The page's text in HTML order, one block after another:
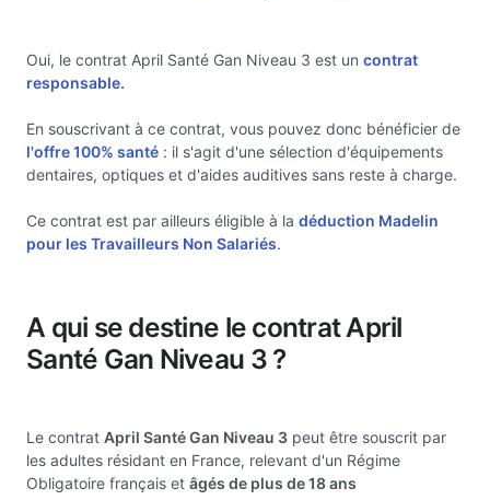
Oui, le contrat April Santé Gan Niveau 3 est un contrat
responsable.
En souscrivant à ce contrat, vous pouvez donc bénéficier de
l'offre 100% santé : il s'agit d'une sélection d'équipements
dentaires, optiques et d'aides auditives sans reste à charge.
Ce contrat est par ailleurs éligible à la déduction Madelin
pour les Travailleurs Non Salariés.
A qui se destine le contrat April
Santé Gan Niveau 3 ?
Le contrat April Santé Gan Niveau 3 peut être souscrit par
les adultes résidant en France, relevant d'un Régime
Obligatoire français et âgés de plus de 18 ans